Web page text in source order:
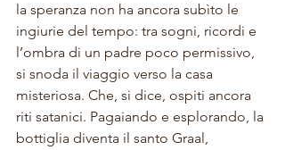
la speranza non ha ancora subìto le
ingiurie del tempo: tra sogni, ricordi e
l’ombra di un padre poco permissivo,
si snoda il viaggio verso la casa
misteriosa. Che, si dice, ospiti ancora
riti satanici. Pagaiando e esplorando, la
bottiglia diventa il santo Graal,